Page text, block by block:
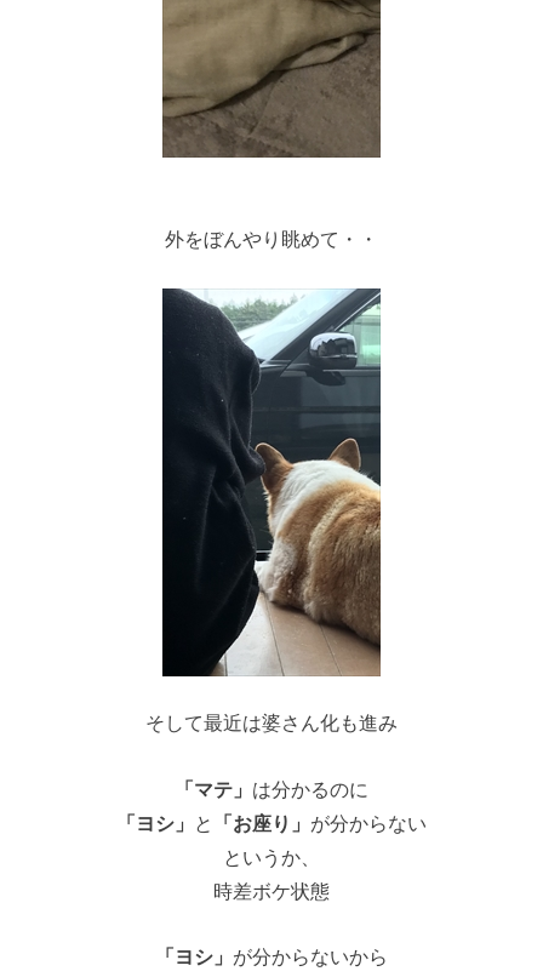
外をぼんやり眺めて・・
そして最近は婆さん化も進み
「マテ」 は分かるのに
「ヨシ」
と 「お座り」 が分からない
というか、
時差ボケ状態
「ヨシ」 が分からないから